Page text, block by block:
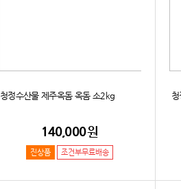
청정수산물 제주옥돔 옥돔 소2kg
140,000원
진상품 조건부무료배송